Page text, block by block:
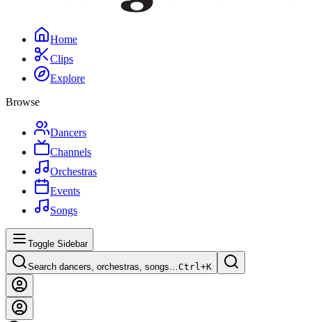
Home
Clips
Explore
Browse
Dancers
Channels
Orchestras
Events
Songs
Toggle Sidebar
Search dancers, orchestras, songs…Ctrl+K